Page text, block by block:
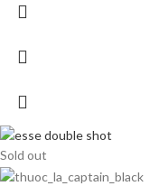
Sold out